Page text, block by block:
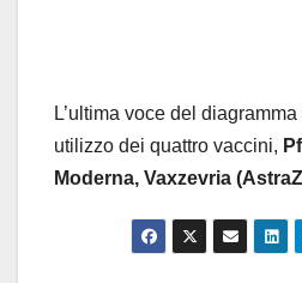
L’ultima voce del
utilizzo dei quattro vaccini,
Moderna, Vaxzevria